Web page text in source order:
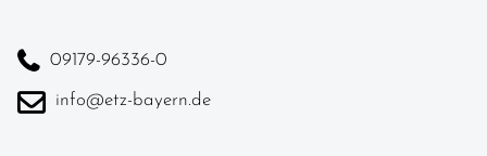
09179-96336-0
info@etz-bayern.de